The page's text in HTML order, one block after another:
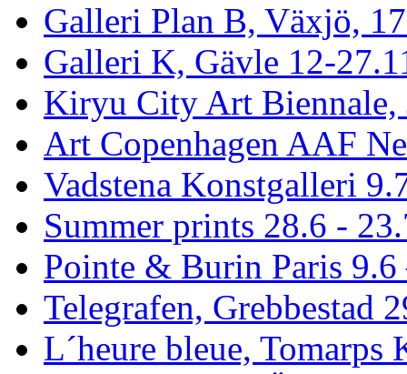
Galleri Plan B, Växjö,
Galleri K, Gävle 12-
Kiryu City Art Biennale,
Art Copenhagen AAF
Vadstena Konstgalleri
Summer prints 28.6 -
Pointe & Burin Paris 9.6
Telegrafen, Grebbestad
L´heure bleue,